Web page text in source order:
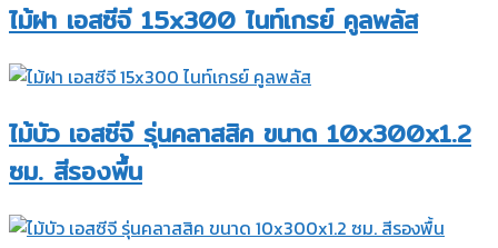
ไม้ฝา เอสซีจี 15x300 ไนท์เกรย์ คูลพลัส
ไม้บัว เอสซีจี รุ่นคลาสสิค ขนาด 10x300x1.2
ซม. สีรองพื้น